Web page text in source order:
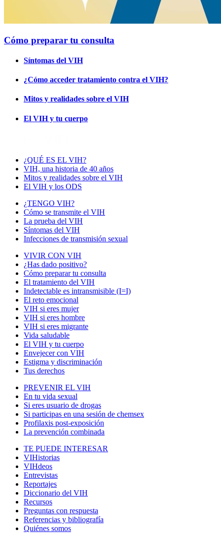
Cómo preparar tu consulta
Síntomas del VIH
¿Cómo acceder tratamiento contra el VIH?
Mitos y realidades sobre el VIH
El VIH y tu cuerpo
¿QUÉ ES EL VIH?
VIH, una historia de 40 años
Mitos y realidades sobre el VIH
El VIH y los ODS
¿TENGO VIH?
Cómo se transmite el VIH
La prueba del VIH
Síntomas del VIH
Infecciones de transmisión sexual
VIVIR CON VIH
¿Has dado positivo?
Cómo preparar tu consulta
El tratamiento del VIH
Indetectable es intransmisible (I=I)
El reto emocional
VIH si eres mujer
VIH si eres hombre
VIH si eres migrante
Vida saludable
El VIH y tu cuerpo
Envejecer con VIH
Estigma y discriminación
Tus derechos
PREVENIR EL VIH
En tu vida sexual
Si eres usuario de drogas
Si participas en una sesión de chemsex
Profilaxis post-exposición
La prevención combinada
TE PUEDE INTERESAR
VIHistorias
VIHdeos
Entrevistas
Reportajes
Diccionario del VIH
Recursos
Preguntas con respuesta
Referencias y bibliografía
Quiénes somos